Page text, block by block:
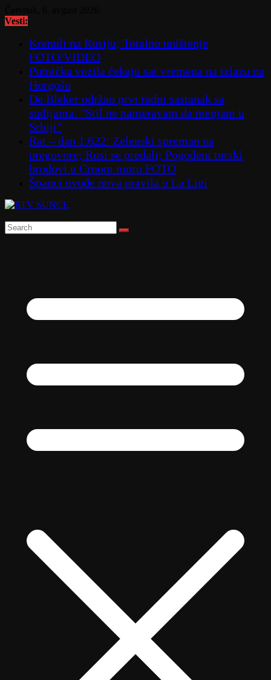
to
Vesti:
Krenuli na Rusiju; Totalno uništenje
FOTO/VIDEO
Putnička vozila čekaju sat vremena na izlazu na
Horgošu
De Bleker održao prvi radni sastanak sa
sudijama: "Stil ne nameravam da menjam u
Srbiji"
Rat – dan 1.622: Zelenski spreman na
pregovore; Rusi se predali; Pogođeni turski
brodovi u Crnom moru FOTO
Španci uvode nova pravila u La Ligi